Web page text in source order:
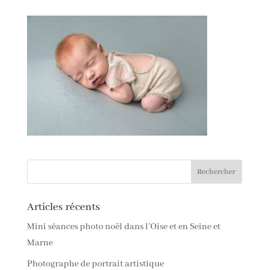
Articles récents
Mini séances photo noël dans l’Oise et en Seine et
Marne
Photographe de portrait artistique